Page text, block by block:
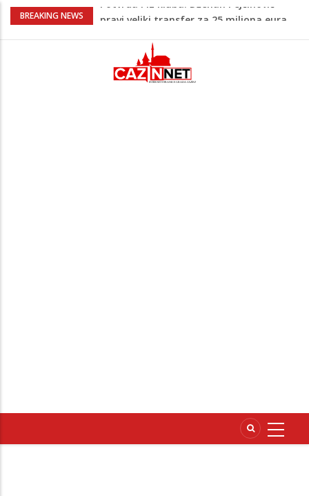
BREAKING NEWS
Psihijatrica: Ovo je greška koju većina
tinejdžerima
Ankara ograničava prolaz brodova kroz
Crno more zbog sve većih sigurnosnih